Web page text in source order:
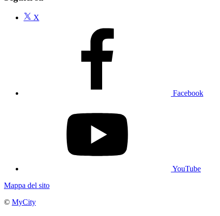
X
Facebook
YouTube
Mappa del sito
© MyCity